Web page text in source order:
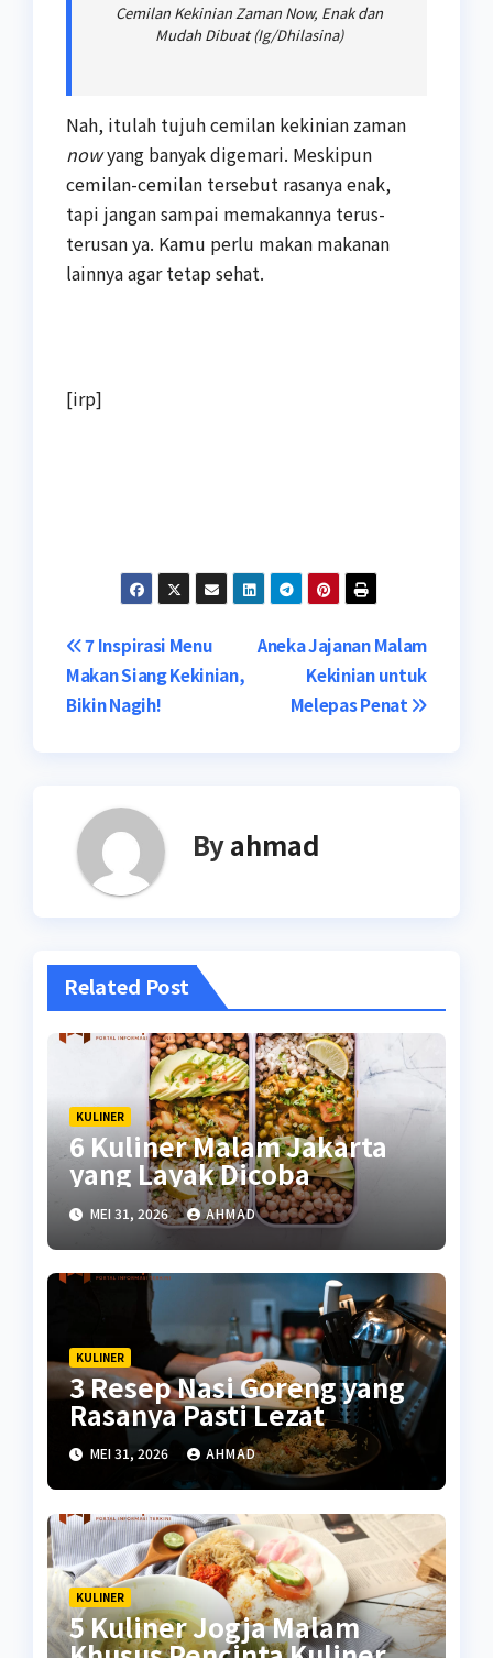
Cemilan Kekinian Zaman Now, Enak dan
Mudah Dibuat (Ig/Dhilasina)
Nah, itulah tujuh cemilan kekinian zaman
nowyang banyak digemari. Meskipun
cemilan-cemilan tersebut rasanya enak,
tapi jangan sampai memakannya terus-
terusan ya. Kamu perlu makan makanan
lainnya agar tetap sehat.
[irp]
Navigasi
pos
Aneka Jajanan Malam
Kekinian untuk
Melepas Penat
7 Inspirasi Menu
Makan Siang Kekinian,
Bikin Nagih!
Byahmad
Related Post
KULINER
6 Kuliner Malam Jakarta
yang Layak Dicoba
MEI 31, 2026 AHMAD
KULINER
3 Resep Nasi Goreng yang
Rasanya Pasti Lezat
MEI 31, 2026 AHMAD
KULINER
5 Kuliner Jogja Malam